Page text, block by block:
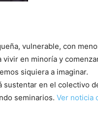
vulnerable, con
en minoría y
siquiera a imaginar.
sustentar en el colectivo
seminarios. Ver noticia